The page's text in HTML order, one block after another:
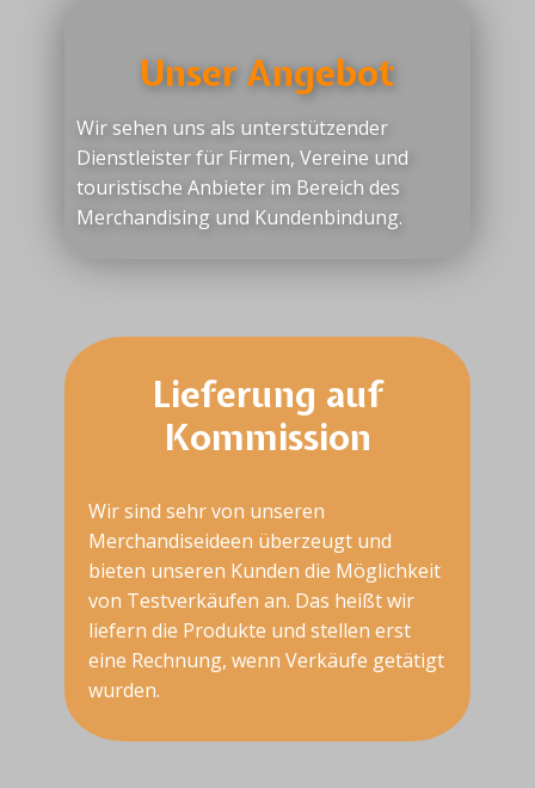
Unser Angeb​ot
Wir sehen uns als unterstützender
Dienstleister für Firmen, Vereine und
touristische Anbieter im Bereich des
Merchandising und Kundenbindung.
Lieferung auf
Kommission
Wir sind sehr von unseren
Merchandiseideen überzeugt und
bieten unseren Kunden die Möglichkeit
von Testverkäufen an. Das heißt wir
liefern die Produkte und stellen erst
eine Rechnung, wenn Verkäufe getätigt
wurden.